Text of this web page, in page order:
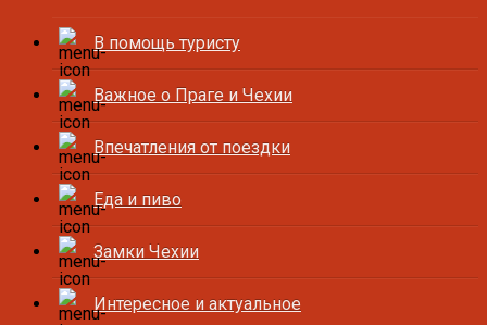
В помощь туристу
Важное о Праге и Чехии
Впечатления от поездки
Еда и пиво
Замки Чехии
Интересное и актуальное